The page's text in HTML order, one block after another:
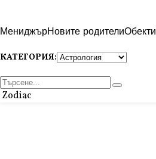
МениджърНовите родителиОбекти
КАТЕГОРИЯ:
Zodiac